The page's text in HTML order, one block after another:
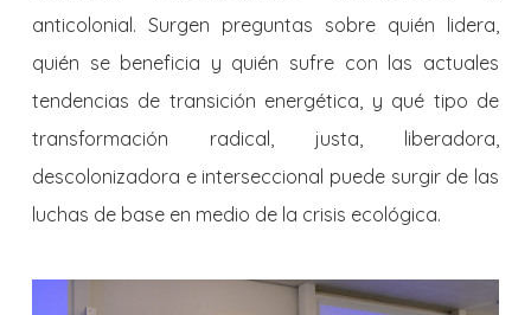
anticolonial. Surgen preguntas sobre quién lidera,
quién se beneficia y quién sufre con las actuales
tendencias de transición energética, y qué tipo de
transformación radical, justa, liberadora,
descolonizadora e interseccional puede surgir de las
luchas de base en medio de la crisis ecológica.